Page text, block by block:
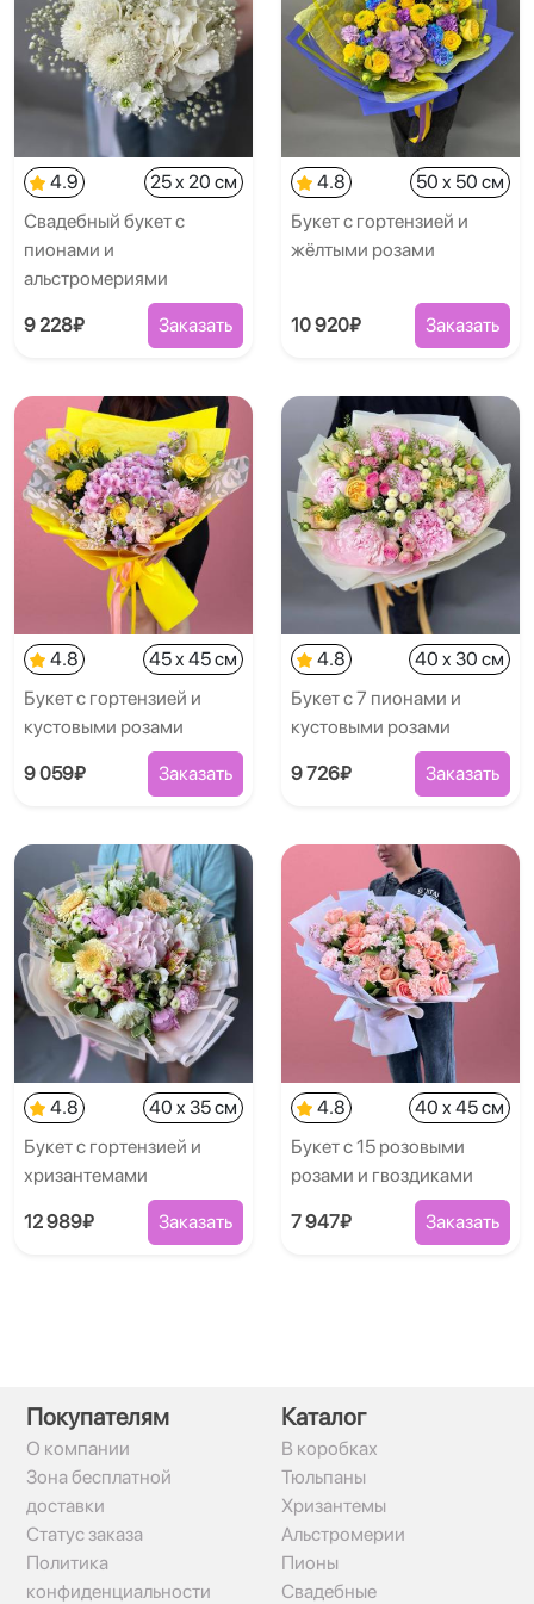
4.9
25 x 20 см
Свадебный букет с
пионами и
альстромериями
9 228₽ Заказать
4.8
50 x 50 см
Букет с гортензией и
жёлтыми розами
10 920₽ Заказать
4.8
45 x 45 см
Букет с гортензией и
кустовыми розами
9 059₽ Заказать
4.8
40 x 30 см
Букет с 7 пионами и
кустовыми розами
9 726₽ Заказать
4.8
40 x 35 см
Букет с гортензией и
хризантемами
12 989₽ Заказать
4.8
40 x 45 см
Букет с 15 розовыми
розами и гвоздиками
7 947₽ Заказать
Покупателям
О компании
Зона бесплатной
доставки
Статус заказа
Политика
конфиденциальности
Каталог
В коробках
Тюльпаны
Хризантемы
Альстромерии
Пионы
Свадебные